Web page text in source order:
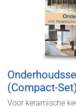
(Compact-Set)
Voor keramische